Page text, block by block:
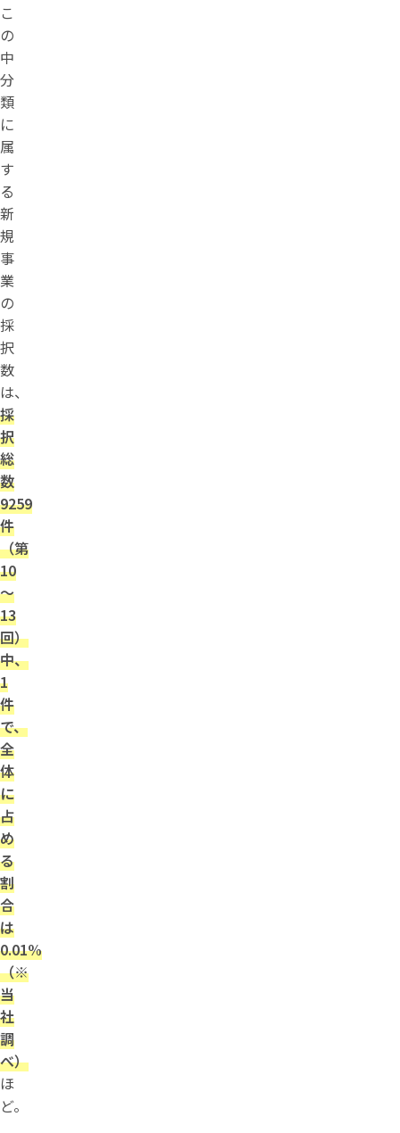
こ
の
中
分
類
に
属
す
る
新
規
事
業
の
採
択
数
は、
採
択
総
数
9259
件
（第
10
～
13
回）
中、
1
件
で、
全
体
に
占
め
る
割
合
は
0.01%
（※
当
社
調
べ）
ほ
ど。